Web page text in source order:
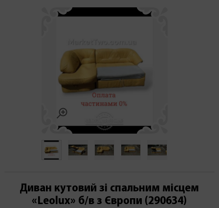
Диван кутовий зі спальним місцем
«Leolux» б/в з Європи (290634)